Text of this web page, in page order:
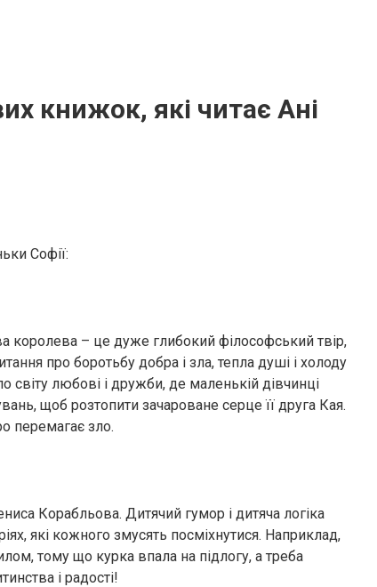
книжок, які читає Ані
Софії:
королева – це дуже глибокий філософський твір,
про боротьбу добра і зла, тепла душі і холоду
світу любові і дружби, де маленькій дівчинці
щоб розтопити зачароване серце її друга Кая.
перемагає зло.
Корабльова. Дитячий гумор і дитяча логіка
які кожного змусять посміхнутися. Наприклад,
тому що курка впала на підлогу, а треба
і радості!